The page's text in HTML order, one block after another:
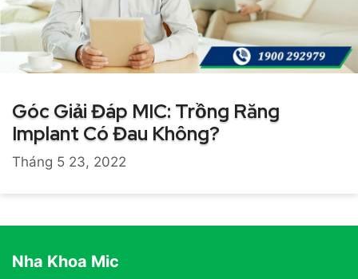
Góc Giải Đáp MIC: Trồng Răng
Implant Có Đau Không?
Tháng 5 23, 2022
Nha Khoa Mic